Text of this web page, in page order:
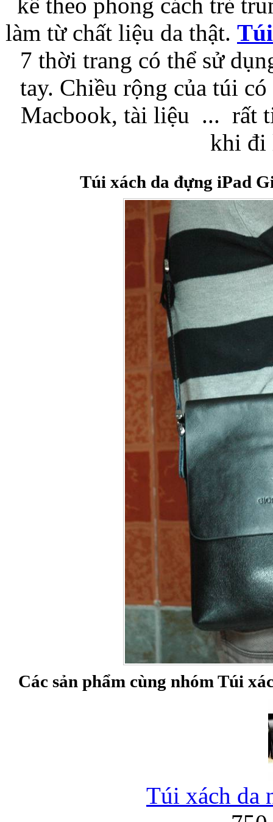
Bao da samsung
Ốp lưng iPhone
Bao da iPhone
Túi đựng iPad
Túi đựng iPad
Túi đựng
Bao da Samsung
kế theo phong cách trẻ
làm từ chất liệu da thật.
7 thời trang có thể sử
tay. Chiều rộng của túi
Macbook, tài liệu ... rất
khi đi
Túi xách da đựng iPad
Các sản phẩm cùng nhóm Túi
Túi xách da